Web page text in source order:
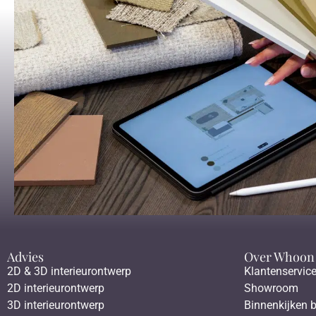
Advies
2D & 3D interieurontwerp
2D interieurontwerp
3D interieurontwerp
Over Whoon
Klantenservice
Showroom
Binnenkijken